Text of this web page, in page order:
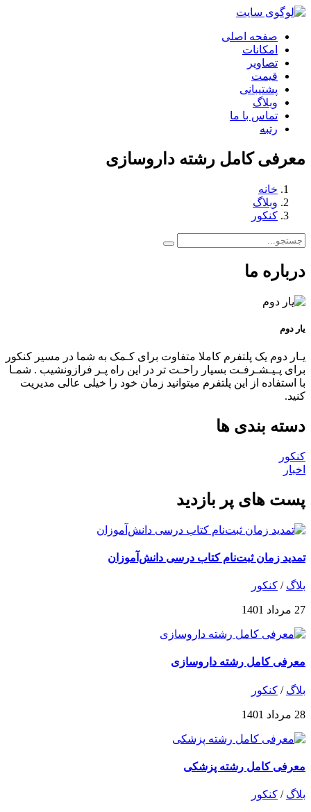
صفحه اصلی
امکانات
تصاویر
قیمت
پشتیبانی
وبلاگ
تماس با ما
رتبه
معرفی کامل رشته داروسازی
خانه
وبلاگ
کنکور
درباره ما
یار دوم
یـار دوم یک پلتفرم کاملا متفاوت برای کـمک به شما در مسیر کنکور
برای پـیـشـرفـت بسیار راحـت تر در این راه پـر فرازونشیب . شمـا
با استفاده از این پلتفرم میتوانید زمان خود را خیلی عالی مدیریت
کنید.
دسته بندی ها
کنکور
اخبار
پست های پر بازدید
تمدید زمان ثبت‌نام کتاب درسی دانش‌آموزان
بلاگ / کنکور
27 مرداد 1401
معرفی کامل رشته داروسازی
بلاگ / کنکور
28 مرداد 1401
معرفی کامل رشته پزشکی
بلاگ / کنکور